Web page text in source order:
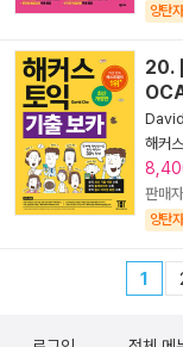
양탄
20.
해커
판매
양탄
1